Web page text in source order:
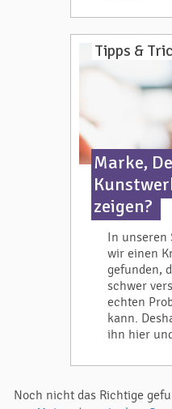
Tipps &
Marke,
zeigen?
In
wir einen
gefunden,
schwer
echten
kann.
ihn hier
Noch nicht das Richtige